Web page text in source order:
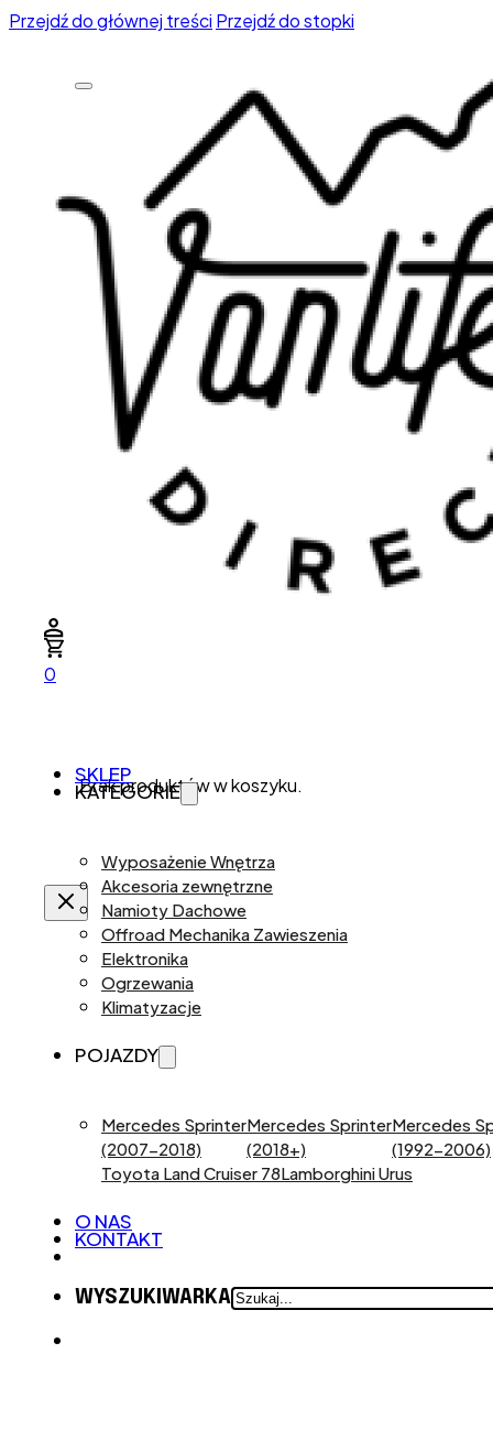
Przejdź do głównej treści Przejdź do stopki
0
Brak produktów w koszyku.
SKLEP
KATEGORIE
Wyposażenie Wnętrza
Akcesoria zewnętrzne
Namioty Dachowe
Offroad Mechanika Zawieszenia
Elektronika
Ogrzewania
Klimatyzacje
POJAZDY
Mercedes Sprinter
(2007-2018)
Mercedes Sprinter
(2018+)
Mercedes
(1992-2006)
Toyota Land Cruiser 78Lamborghini Urus
O NAS
KONTAKT
WYSZUKIWARKASZUKAJ